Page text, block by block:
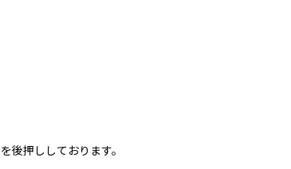
後押ししております。